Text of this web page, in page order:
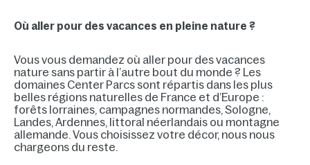
Où aller pour des vacances en pleine nature ?
Vous vous demandez où aller pour des vacances
nature sans partir à l’autre bout du monde ? Les
domaines Center Parcs sont répartis dans les plus
belles régions naturelles de France et d’Europe :
forêts lorraines, campagnes normandes, Sologne,
Landes, Ardennes, littoral néerlandais ou montagne
allemande. Vous choisissez votre décor, nous nous
chargeons du reste.